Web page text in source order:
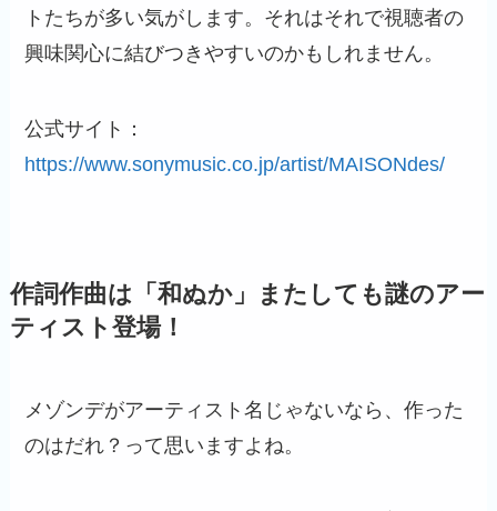
トたちが多い気がします。それはそれで視聴者の
興味関心に結びつきやすいのかもしれません。
公式サイト：
https://www.sonymusic.co.jp/artist/MAISONdes/
作詞作曲は「和ぬか」またしても謎のアー
ティスト登場！
メゾンデがアーティスト名じゃないなら、作った
のはだれ？って思いますよね。